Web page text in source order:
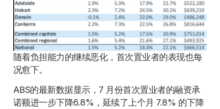
随着负担能力的继续恶化，首次置业者的表现也每
况愈下。
ABS的最新数据显示，7 月份首次置业者的融资承
诺额进一步下降6.8%，延续了上个月 7.8% 的下降